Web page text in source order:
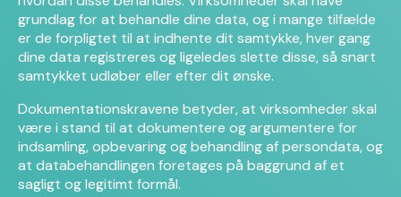
grundlag for at behandle dine data, og i mange tilfælde
er de forpligtet til at indhente dit samtykke, hver gang
dine data registreres og ligeledes slette disse, så snart
samtykket udløber eller efter dit ønske.
Dokumentationskravene betyder, at virksomheder skal
være i stand til at dokumentere og argumentere for
indsamling, opbevaring og behandling af persondata, og
at databehandlingen foretages på baggrund af et
sagligt og legitimt formål.